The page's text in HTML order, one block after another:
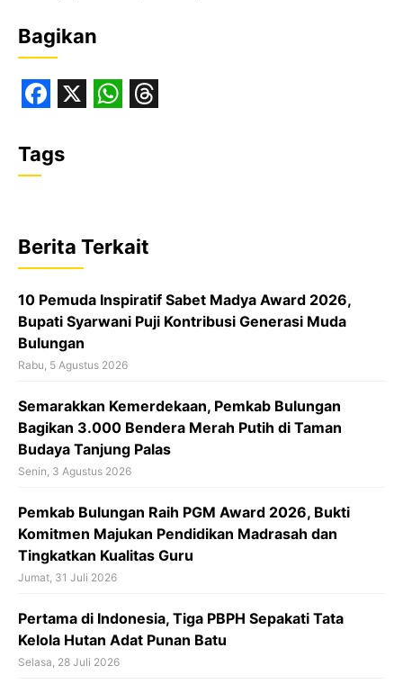
Bagikan
a
c
b
o
o
k
s
A
p
p
a
d
s
Tags
Berita Terkait
10 Pemuda Inspiratif Sabet Madya Award 2026,
Bupati Syarwani Puji Kontribusi Generasi Muda
Bulungan
Rabu, 5 Agustus 2026
Semarakkan Kemerdekaan, Pemkab Bulungan
Bagikan 3.000 Bendera Merah Putih di Taman
Budaya Tanjung Palas
Senin, 3 Agustus 2026
Pemkab Bulungan Raih PGM Award 2026, Bukti
Komitmen Majukan Pendidikan Madrasah dan
Tingkatkan Kualitas Guru
Jumat, 31 Juli 2026
Pertama di Indonesia, Tiga PBPH Sepakati Tata
Kelola Hutan Adat Punan Batu
Selasa, 28 Juli 2026